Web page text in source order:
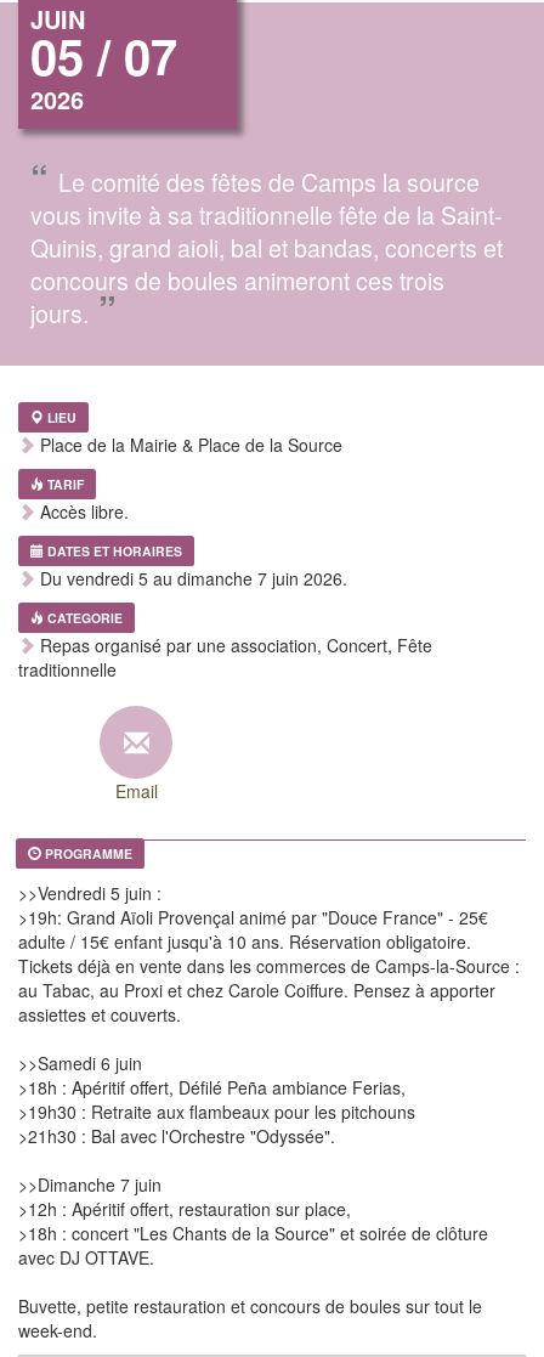
JUIN
05 / 07
2026
“ Le comité des fêtes de Camps la source
vous invite à sa traditionnelle fête de la Saint-
Quinis, grand aioli, bal et bandas, concerts et
concours de boules animeront ces trois
jours. ”
LIEU
Place de la Mairie & Place de la Source
TARIF
Accès libre.
DATES ET HORAIRES
Du vendredi 5 au dimanche 7 juin 2026.
CATEGORIE
Repas organisé par une association, Concert, Fête
traditionnelle
Email
PROGRAMME
>>Vendredi 5 juin :
>19h: Grand Aïoli Provençal animé par "Douce France" - 25€
adulte / 15€ enfant jusqu'à 10 ans. Réservation obligatoire.
Tickets déjà en vente dans les commerces de Camps-la-Source :
au Tabac, au Proxi et chez Carole Coiffure. Pensez à apporter
assiettes et couverts.
>>Samedi 6 juin
>18h : Apéritif offert, Défilé Peña ambiance Ferias,
>19h30 : Retraite aux flambeaux pour les pitchouns
>21h30 : Bal avec l'Orchestre "Odyssée".
>>Dimanche 7 juin
>12h : Apéritif offert, restauration sur place,
>18h : concert "Les Chants de la Source" et soirée de clôture
avec DJ OTTAVE.
Buvette, petite restauration et concours de boules sur tout le
week-end.